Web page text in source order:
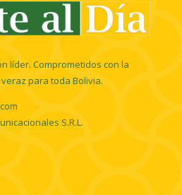
líder. Comprometidos con la
para toda Bolivia.
S.R.L.